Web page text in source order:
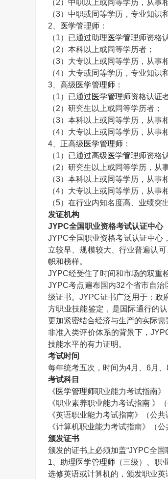
（ 2 ）中职以上或同等学历，从事
（3）中职或同等学历，专业知识
2
医学管理师 ：
（1）已通过助理医学管理师资格
（2）本科以上或同等学历者；
（3）大专以上或同等学历，从事
（4）大专或同等学历，专业知识
3 、高级医学管理师 ：
（1）已通过医学管理师资格认证
（2）研究生以上或同等学历者；
（3）本科以上或同等学历，从事
（4）大专以上或同等学历，从事
4、 正高级医学管理师 ：
（1）已通过高级医学管理师资格
（2）研究生以上或同等学历，从
（3）本科以上或同等学历，从事
（4）大专以上或同等学历，从事
（5）在行业内知名度高、业绩突出
发证机构
JYPC全国职业资格考试认证中心
JYPC全国职业资格考试认证中心
立较早、规模较大、行业普遍认
帜和榜样。
JYPC经受住了时间和市场的双重
JYPC考点遍布国内32个省市自治
级证书。JYPC证书广泛用于：政
方职业技能鉴定，是国际通行的
更加紧密结合经济与生产的实际
非准入类评价体系的背景下，
技能水平的有力证明。
考试时间
每年统考五次，时间为4月、 6月、
考试科目
《医学管理师职业能力考试指南》
《职业素养职业能力考试指南 》
《英语职业能力考试指南》（公共
《计算机职业能力考试指南》（公
颁发证书
颁发的证书上必须加盖“JYPC全国
1 、助理医学管理师 （三级）、职
选修英语或计算机的，颁发职业英